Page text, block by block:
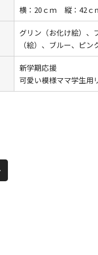
横：20ｃｍ 縦：42
グリン（お化け絵）、
（絵）、ブルー、ピン
新学期応援
可愛い模様ママ学生用